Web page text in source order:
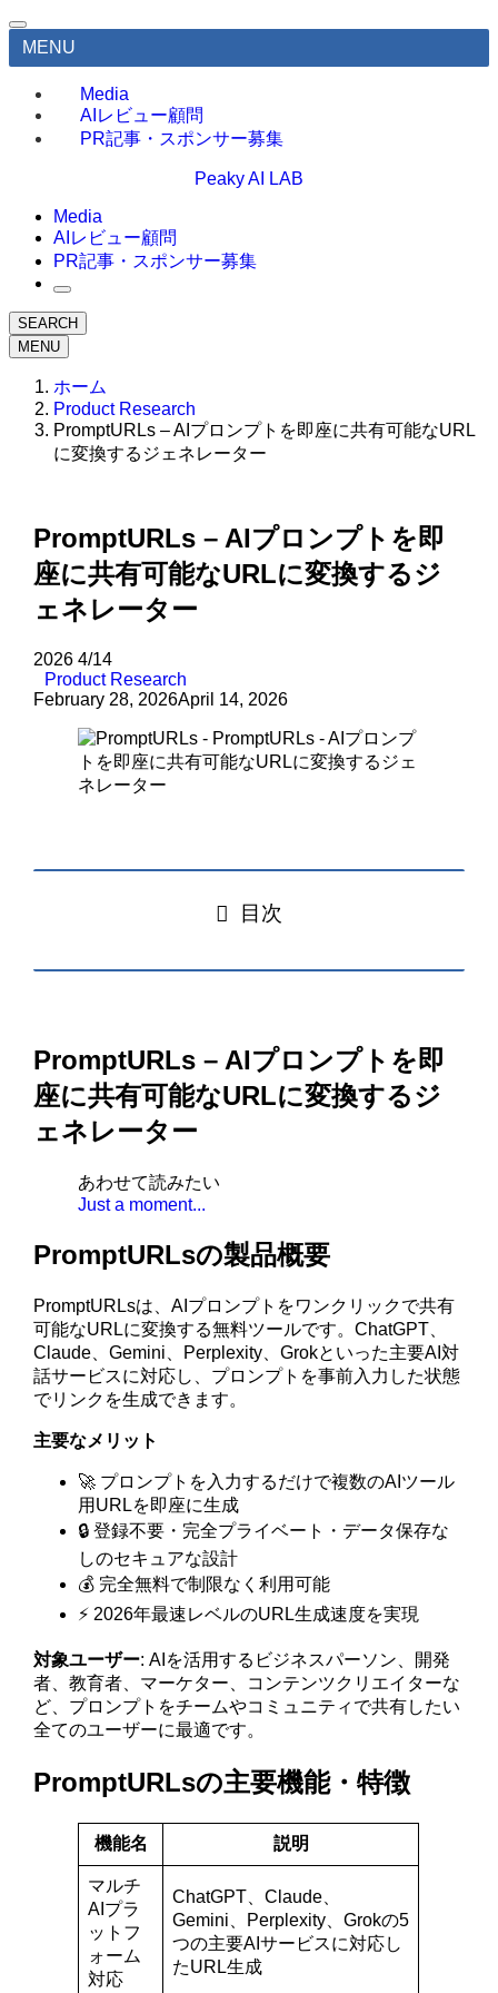
MENU
Media
AIレビュー顧問
PR記事・スポンサー募集
Peaky AI LAB
Media
AIレビュー顧問
PR記事・スポンサー募集
SEARCH
MENU
ホーム
Product Research
PromptURLs – AIプロンプトを即座に共有可能なURL
に変換するジェネレーター
PromptURLs – AIプロンプトを即
座に共有可能なURLに変換するジ
ェネレーター
2026 4/14
Product Research
February 28, 2026April 14, 2026
目次
PromptURLs – AIプロンプトを即
座に共有可能なURLに変換するジ
ェネレーター
あわせて読みたい
Just a moment...
PromptURLsの製品概要
PromptURLsは、AIプロンプトをワンクリックで共有
可能なURLに変換する無料ツールです。ChatGPT、
Claude、Gemini、Perplexity、Grokといった主要AI対
話サービスに対応し、プロンプトを事前入力した状態
でリンクを生成できます。
主要なメリット
🚀 プロンプトを入力するだけで複数のAIツール
用URLを即座に生成
🔒 登録不要・完全プライベート・データ保存な
しのセキュアな設計
💰 完全無料で制限なく利用可能
⚡ 2026年最速レベルのURL生成速度を実現
対象ユーザー: AIを活用するビジネスパーソン、開発
者、教育者、マーケター、コンテンツクリエイターな
ど、プロンプトをチームやコミュニティで共有したい
全てのユーザーに最適です。
PromptURLsの主要機能・特徴
機能名 説明
マルチ
AIプラ
ットフ
ォーム
対応
ChatGPT、Claude、
Gemini、Perplexity、Grokの5
つの主要AIサービスに対応し
たURL生成